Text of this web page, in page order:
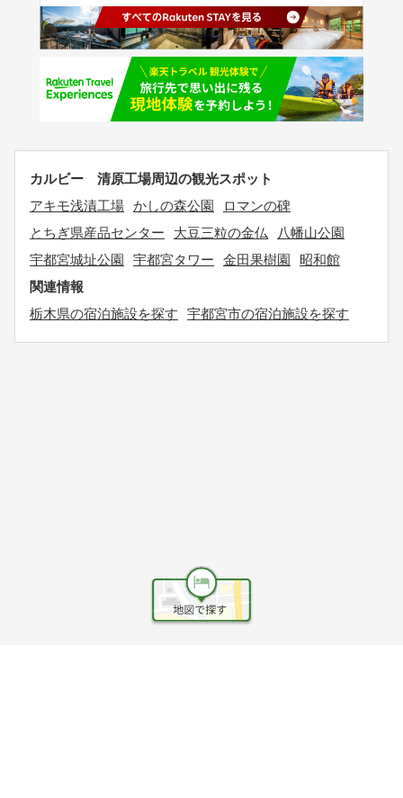
カルビー 清原工場周辺の観光スポット
アキモ浅漬工場 かしの森公園
ロマンの碑
とちぎ県産品センター
大豆三粒の金仏
八幡山公園
宇都宮城址公園
宇都宮タワー 金田果樹園
昭和館
関連情報
栃木県の宿泊施設を探す
宇都宮市の宿泊施設を探す